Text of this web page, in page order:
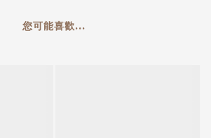
您可能喜歡...